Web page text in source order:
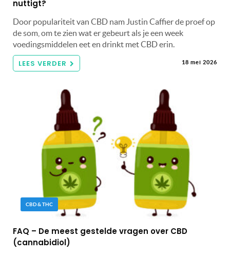
nuttigt?
Door populariteit van CBD nam Justin Caffier de proef op
de som, om te zien wat er gebeurt als je een week
voedingsmiddelen eet en drinkt met CBD erin.
LEES VERDER 18 mei 2026
CBD & THC
FAQ – De meest gestelde vragen over CBD
(cannabidiol)